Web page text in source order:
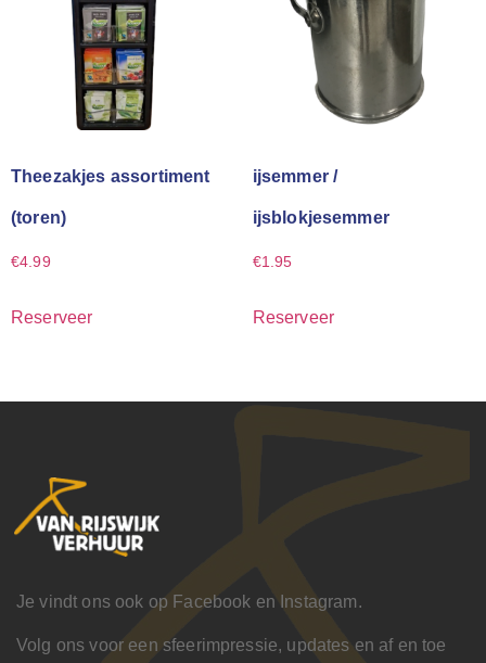
Theezakjes assortiment
(toren)
€4.99
Reserveer
ijsemmer /
ijsblokjesemmer
€1.95
Reserveer
Je vindt ons ook op Facebook en Instagram.
Volg ons voor een sfeerimpressie, updates en af en toe